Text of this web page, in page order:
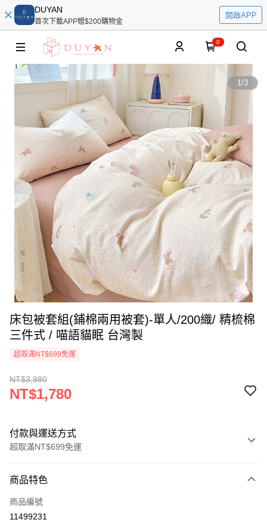
DUYAN
首次下載APP贈$200購物金
開啟APP
0
1/3
床包被套組(鋪棉兩用被套)-單人/200織/ 精梳棉
三件式 / 喵語貓眠 台灣製
超取滿NT$699免運
NT$3,980
NT$1,780
付款與運送方式
超取滿NT$699免運
信用卡一次付款
信用卡分期付款
商品特色
商品編號
11499231